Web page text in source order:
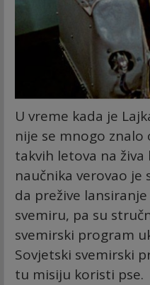
U vreme kada je
nije se mnogo
takvih letova na živa
naučnika verovao
da prežive
svemiru, pa su
svemirski program
Sovjetski svemirski
tu misiju koristi pse.